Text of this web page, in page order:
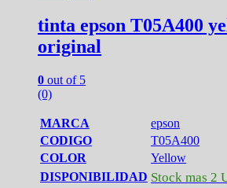
tinta epson T05A400
original
0 out of 5
(0)
MARCA
epson
CODIGO
T05A400
COLOR
Yellow
DISPONIBILIDAD Stock mas 2